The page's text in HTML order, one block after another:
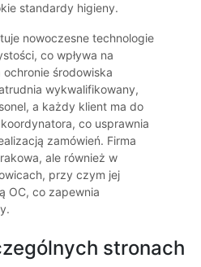
standardy higieny.
nowoczesne technologie
co wpływa na
ochronie środowiska
wykwalifikowany,
a każdy klient ma do
co usprawnia
zamówień. Firma
ale również w
przy czym jej
OC, co zapewnia
stronach